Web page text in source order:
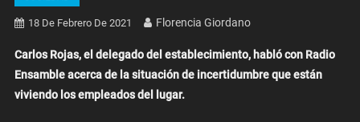
18 De Febrero De 2021 Florencia Giordano
Carlos Rojas, el delegado del establecimiento, habló con Radio
Ensamble acerca de la situación de incertidumbre que están
viviendo los empleados del lugar.